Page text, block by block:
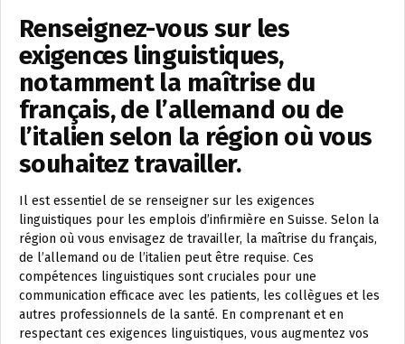
Renseignez-vous sur les
exigences linguistiques,
notamment la maîtrise du
français, de l’allemand ou de
l’italien selon la région où vous
souhaitez travailler.
Il est essentiel de se renseigner sur les exigences
linguistiques pour les emplois d’infirmière en Suisse. Selon la
région où vous envisagez de travailler, la maîtrise du français,
de l’allemand ou de l’italien peut être requise. Ces
compétences linguistiques sont cruciales pour une
communication efficace avec les patients, les collègues et les
autres professionnels de la santé. En comprenant et en
respectant ces exigences linguistiques, vous augmentez vos